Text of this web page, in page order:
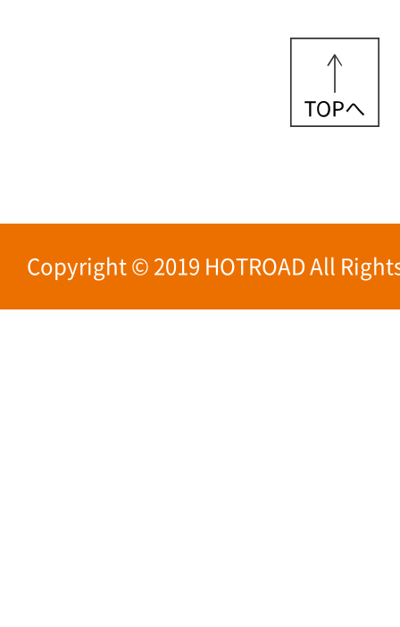
Copyright © 2019 HOTROAD All